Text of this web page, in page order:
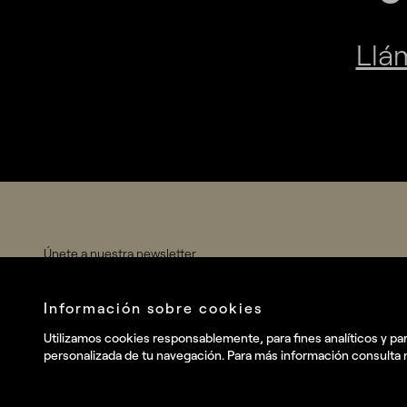
Únete a nuestra newsletter
He leído y acepto laPolítica de privacidad.y deseo recibir